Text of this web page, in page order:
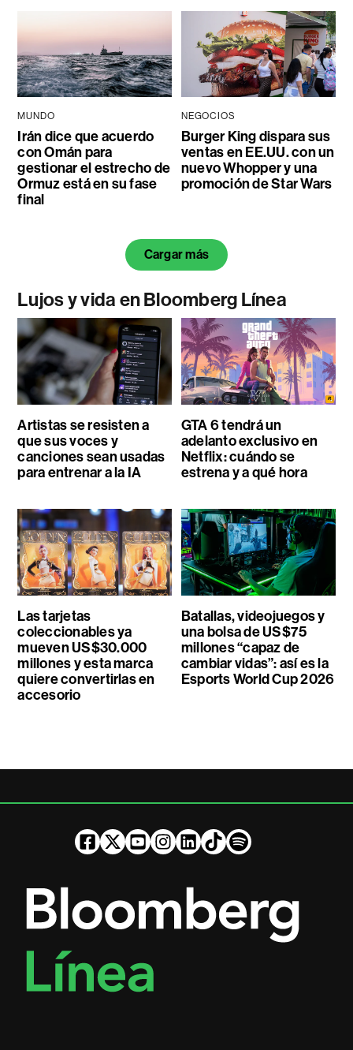
MUNDO
Irán dice que acuerdo
con Omán para
gestionar el estrecho de
Ormuz está en su fase
final
NEGOCIOS
Burger King dispara sus
ventas en EE.UU. con un
nuevo Whopper y una
promoción de Star Wars
Cargar más
Lujos y vida en Bloomberg Línea
Artistas se resisten a
que sus voces y
canciones sean usadas
para entrenar a la IA
GTA 6 tendrá un
adelanto exclusivo en
Netflix: cuándo se
estrena y a qué hora
Las tarjetas
coleccionables ya
mueven US$30.000
millones y esta marca
quiere convertirlas en
accesorio
Batallas, videojuegos y
una bolsa de US$75
millones “capaz de
cambiar vidas”: así es la
Esports World Cup 2026